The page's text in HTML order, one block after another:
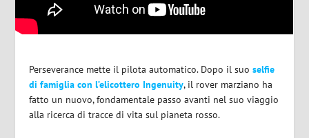
Perseverance mette il pilota automatico. Dopo il suoselfie
di famiglia con l’elicottero Ingenuity, il rover marziano ha
fatto un nuovo, fondamentale passo avanti nel suo viaggio
alla ricerca di tracce di vita sul pianeta rosso.